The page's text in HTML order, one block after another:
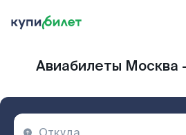
Авиабилеты Москва